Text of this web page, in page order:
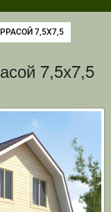
7,5Х7,5
7,5х7,5